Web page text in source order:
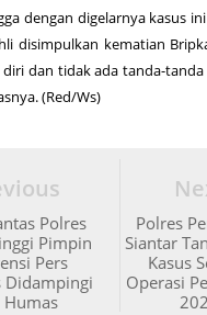
dengan digelarnya kasus
disimpulkan kematian
dan tidak ada tanda-tanda
(Red/Ws)
Polres
Siantar
Kasus
Operasi
Polres
Pimpin
Pers
Didampingi
Humas